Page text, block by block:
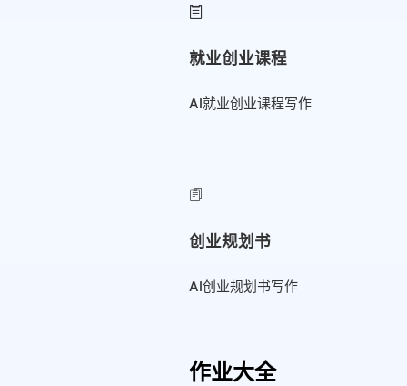
就业创业课程
AI就业创业课程写作
创业规划书
AI创业规划书写作
作业大全